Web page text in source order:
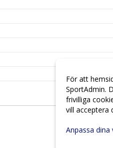
För att
SportAdmin.
frivilliga
vill acceptera
Anpassa dina